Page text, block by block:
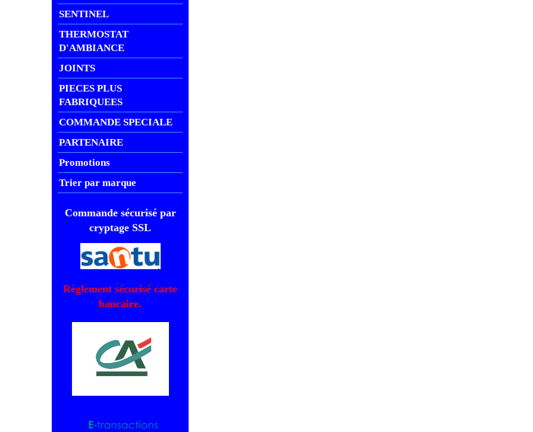
SENTINEL
THERMOSTAT
D'AMBIANCE
JOINTS
PIECES PLUS
FABRIQUEES
COMMANDE SPECIALE
PARTENAIRE
Promotions
Trier par marque
Commande sécurisé par
cryptage SSL
Règlement sécurisé carte
bancaire.